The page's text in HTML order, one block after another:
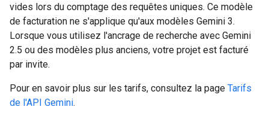
vides lors du comptage des requêtes uniques. Ce modèle
de facturation ne s'applique qu'aux modèles Gemini 3.
Lorsque vous utilisez l'ancrage de recherche avec Gemini
2.5 ou des modèles plus anciens, votre projet est facturé
par invite.
Pour en savoir plus sur les tarifs, consultez la page Tarifs
de l'API Gemini.